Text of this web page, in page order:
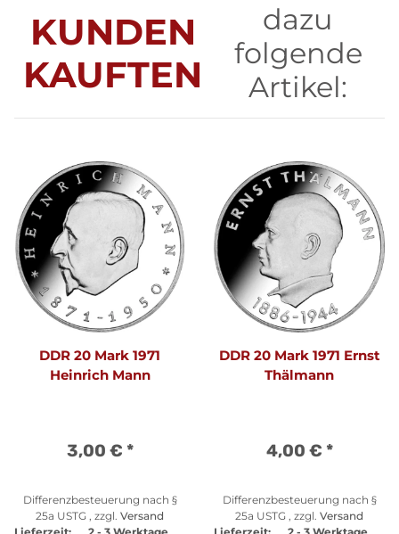
KUNDEN
KAUFTEN
dazu
folgende
Artikel:
DDR 20 Mark 1971
Heinrich Mann
3,00 € *
Differenzbesteuerung nach §
25a USTG , zzgl. Versand
DDR 20 Mark 1971 Ernst
Thälmann
4,00 € *
Differenzbesteuerung nach §
25a USTG , zzgl. Versand